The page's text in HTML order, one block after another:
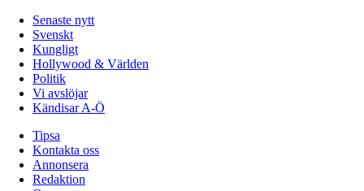
Senaste nytt
Svenskt
Kungligt
Hollywood & Världen
Politik
Vi avslöjar
Kändisar A-Ö
Tipsa
Kontakta oss
Annonsera
Redaktion